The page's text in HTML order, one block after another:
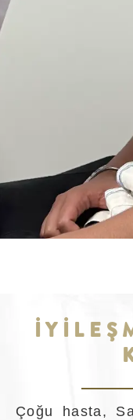
Çoğu hasta,